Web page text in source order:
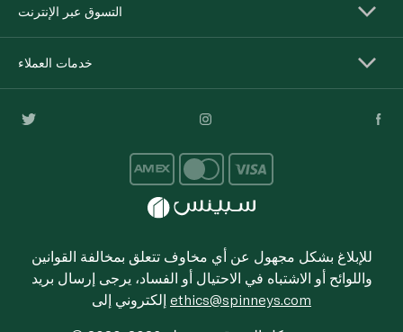
التسوق عبر الإنترنت
خدمات العملاء
للإبلاغ بشكل مجهول عن أي مخاوف تتعلق بمخالفة القوانين
واللوائح أو الاشتباه في الاحتيال أو الفساد، يرجى إرسال بريد
ethics@spinneys.com